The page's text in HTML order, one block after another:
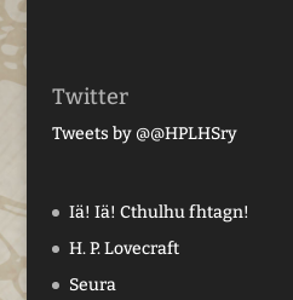
Twitter
Tweets by @@HPLHSry
Iä! Iä! Cthulhu fhtagn!
H. P. Lovecraft
Seura